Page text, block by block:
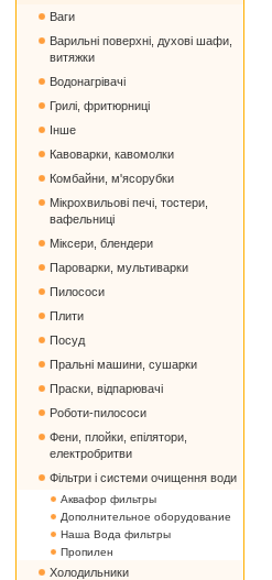
Ваги
Варильні поверхні, духові шафи,
витяжки
Водонагрівачі
Грилі, фритюрниці
Інше
Кавоварки, кавомолки
Комбайни, м'ясорубки
Мікрохвильові печі, тостери,
вафельниці
Міксери, блендери
Пароварки, мультиварки
Пилососи
Плити
Посуд
Пральні машини, сушарки
Праски, відпарювачі
Роботи-пилососи
Фени, плойки, епілятори,
електробритви
Фільтри і системи очищення води
Аквафор фильтры
Дополнительное оборудование
Наша Вода фильтры
Пропилен
Холодильники